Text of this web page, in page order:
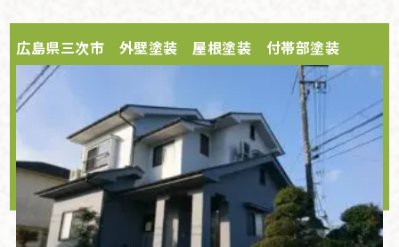
広島県三次市 外壁塗装 屋根塗装 付帯部塗装